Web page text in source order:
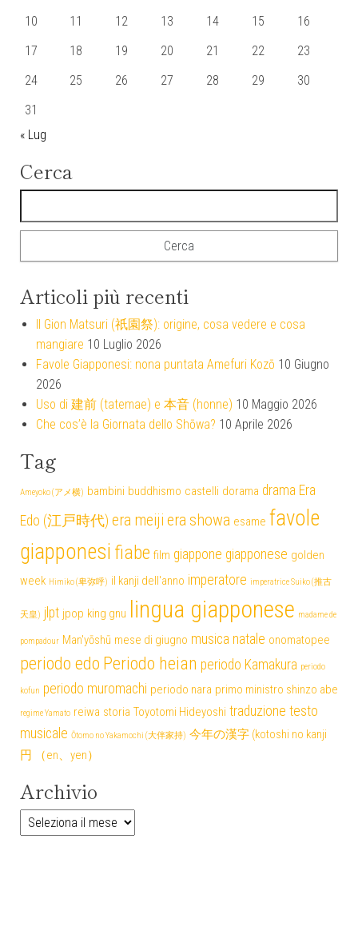
10
11 12 13 14 15
16
17
18 19 20 21 22
23
24
25 26 27 28 29
30
31
« Lug
Cerca
Articoli più recenti
Il Gion Matsuri (祇園祭): origine, cosa vedere e cosa
mangiare 10 Luglio 2026
Favole Giapponesi: nona puntata Amefuri Kozō 10 Giugno
2026
Uso di 建前 (tatemae) e 本音 (honne) 10 Maggio 2026
Che cos’è la Giornata dello Shōwa? 10 Aprile 2026
Tag
Ameyoko (アメ横) bambini buddhismo castelli dorama drama Era
Edo (江戸時代) era meiji era showa esame favole
giapponesi fiabe film giappone giapponese golden
week Himiko (卑弥呼) il kanji dell'anno imperatore imperatrice Suiko (推古
天皇) jlpt jpop king gnu lingua giapponese madame de
pompadour Man'yōshū mese di giugno musica natale onomatopee
periodo edo Periodo heian periodo Kamakura periodo
kofun periodo muromachi periodo nara primo ministro shinzo abe
regime Yamato reiwa storia Toyotomi Hideyoshi traduzione testo
musicale Ōtomo no Yakamochi (大伴家持) 今年の漢字 (kotoshi no kanji
円 （en、yen）
Archivio
Archivio